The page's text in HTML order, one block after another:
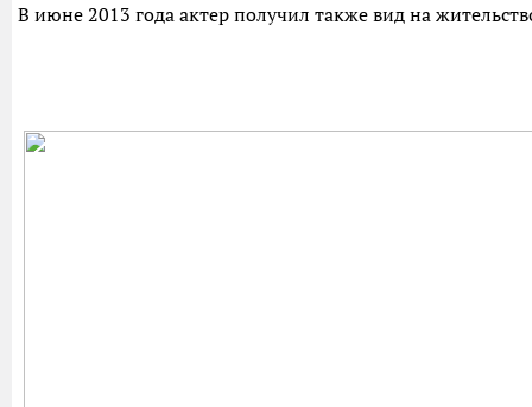
В июне 2013 года актер получил также вид на